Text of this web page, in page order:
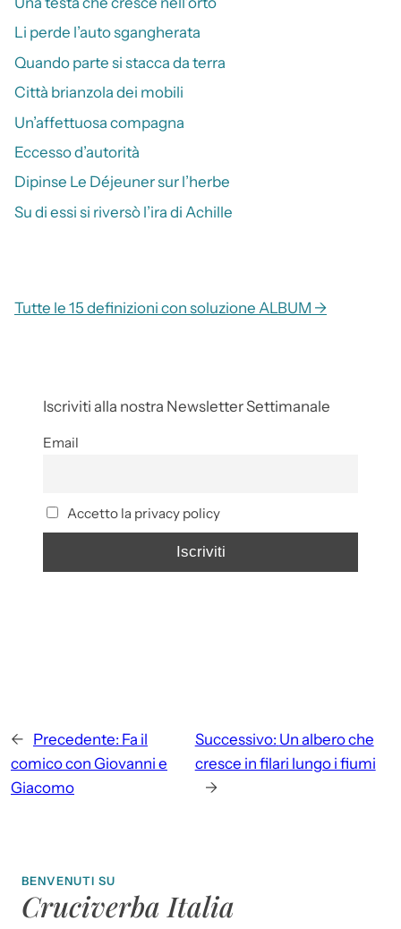
Li perde l’auto sgangherata
Quando parte si stacca da terra
Città brianzola dei mobili
Un’affettuosa compagna
Eccesso d’autorità
Dipinse Le Déjeuner sur l’herbe
Su di essi si riversò l’ira di Achille
Tutte le 15 definizioni con soluzione ALBUM →
Iscriviti alla nostra Newsletter Settimanale
Email
Accetto la privacy policy
← Precedente: Fa il
comico con Giovanni e
Giacomo
Successivo: Un albero che
cresce in filari lungo i fiumi
→
BENVENUTI SU
Cruciverba Italia